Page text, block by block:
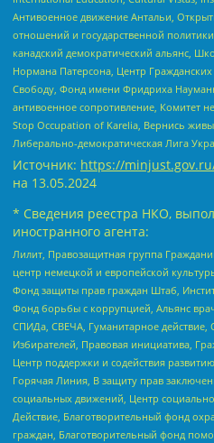
Антивоенное движение Антальи,
отношений и государственной
канадский демократический альянс,
Нормана Патерсона, Центр
Свободу, Фонд имени Фридриха
антивоенное сопротивление, Комитет
Stop Occupation of Karelia, Вернись
Либерально-демократическая Лига
Источник: https://
на 13.05.2024
* Сведения реестра НКО,
иностранного агента:
Лилит, Правозащитная группа
центр немецкой и европейской
Фонд защиты прав граждан Штаб,
Фонд борьбы с коррупцией, Альянс
СПИДа, СВЕЧА, Гуманитарное действие,
Избирателей, Правовая инициатива,
Центр поддержки и содействия
Горячая Линия, В защиту прав
социальных движений, Центр
Действие, Благотворительный фонд
граждан, Благотворительный фонд